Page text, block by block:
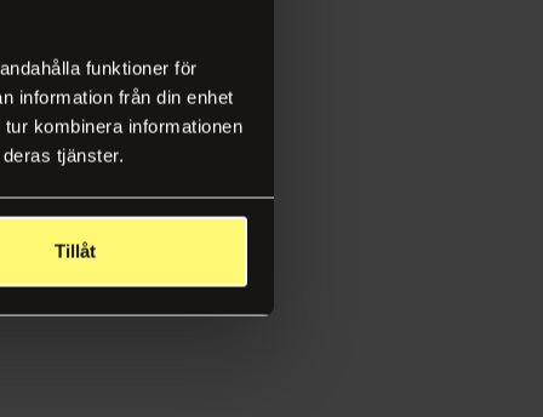
funktioner för
information från din enhet
kombinera informationen
tjänster.
Tillåt